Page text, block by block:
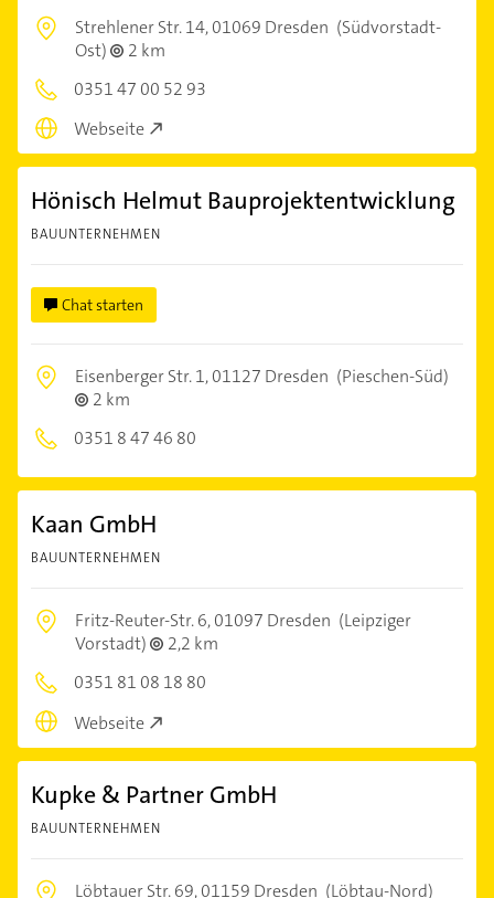
Strehlener Str. 14,01069 Dresden (Südvorstadt-
Ost)
2 km
0351 47 00 52 93
Webseite
Hönisch Helmut Bauprojektentwicklung
BAUUNTERNEHMEN
Chat starten
Eisenberger Str. 1,01127 Dresden (Pieschen-Süd)
2 km
0351 8 47 46 80
Kaan GmbH
BAUUNTERNEHMEN
Fritz-Reuter-Str. 6,01097 Dresden (Leipziger
Vorstadt)
2,2 km
0351 81 08 18 80
Webseite
Kupke & Partner GmbH
BAUUNTERNEHMEN
Löbtauer Str. 69,01159 Dresden (Löbtau-Nord)